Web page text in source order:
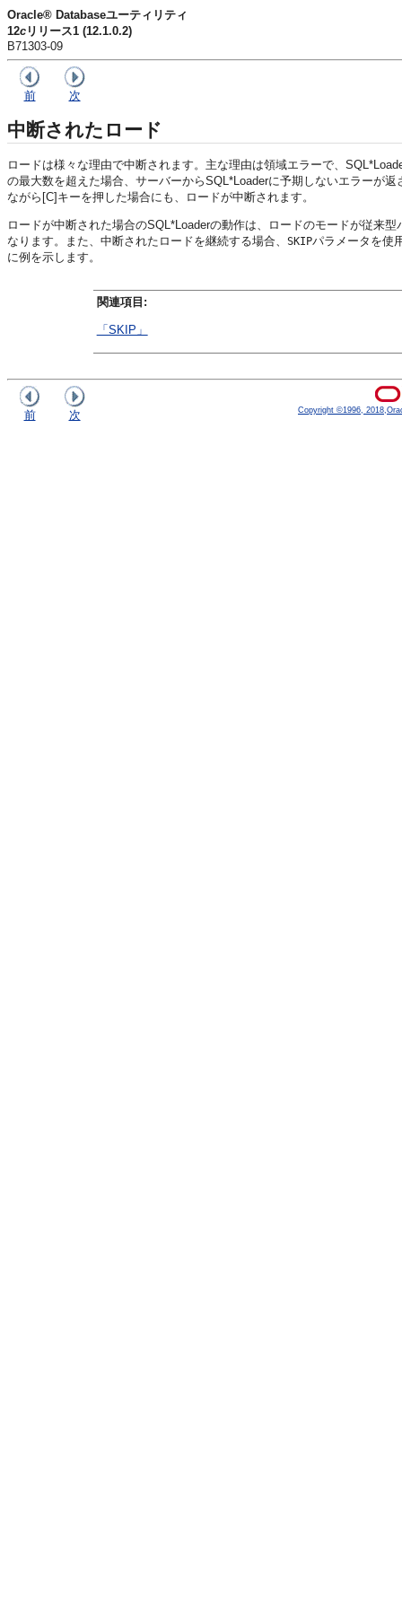
Oracle® Databaseユーティリティ
12c リリース1 (12.1.0.2)
B71303-09
前 次
中断されたロード
ロードは様々な理由で中断されます。主な理由は領域エラーで、
の最大数を超えた場合、サーバーからSQL*Loaderに予期しないエラーが
ながら[C]キーを押した場合にも、ロードが中断されます。
ロードが中断された場合のSQL*Loaderの動作は、ロードのモードが従来
なります。また、中断されたロードを継続する場合、 SKIPパラメータを使
に例を示します。
関連項目:
「SKIP」
前 次 Copyright ©1996,